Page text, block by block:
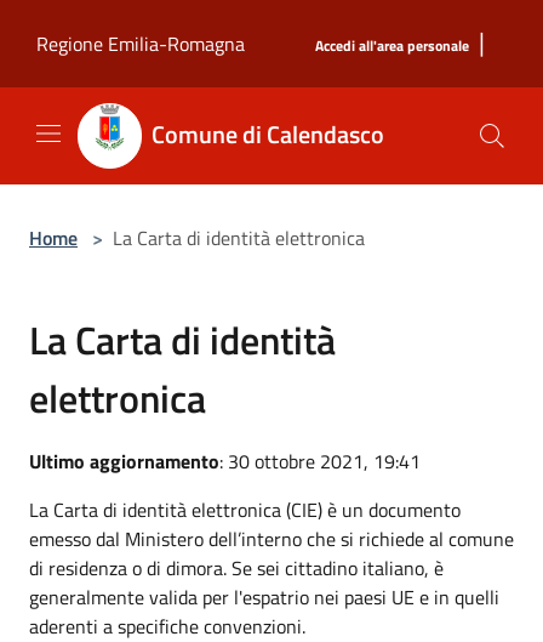
Regione Emilia-Romagna
Accedi all'area personale |
Comune di Calendasco
Home > La Carta di identità elettronica
La Carta di identità
elettronica
Ultimo aggiornamento: 30 ottobre 2021, 19:41
La Carta di identità elettronica (CIE) è un documento
emesso dal Ministero dell’interno che si richiede al comune
di residenza o di dimora. Se sei cittadino italiano, è
generalmente valida per l'espatrio nei paesi UE e in quelli
aderenti a specifiche convenzioni.